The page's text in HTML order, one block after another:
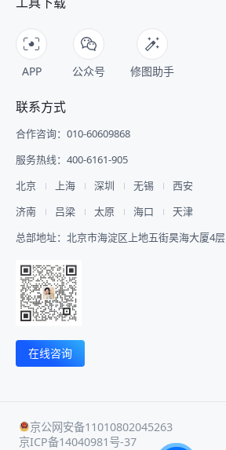
APP 公众号 修图助手
联系方式
合作咨询：010-60609868
服务热线：400-6161-905
北京
上海 深圳 无锡
西安
济南
吕梁 太原 海口
天津
总部地址：北京市海淀区上地五街昊海大厦4层
在线咨询
京公网安备11010802045263
京ICP备14040981号-37